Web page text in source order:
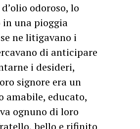
odoroso, lo
una pioggia
ne litigavano i
di anticipare
i desideri,
signore era un
amabile, educato,
ognuno di loro
bello e rifinito